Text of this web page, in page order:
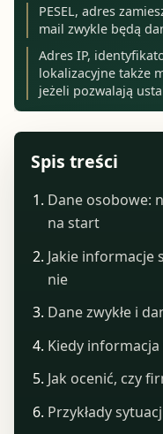
PESEL, adres
mail zwykle będą
Adres IP,
lokalizacyjne także
jeżeli pozwalają
Spis treści
Dane osobowe:
na start
Jakie informacje
nie
Dane zwykłe i
Kiedy
Jak ocenić, czy
Przykłady